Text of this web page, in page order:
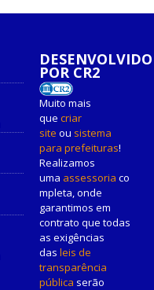
DESENVOLVIDO
POR CR2
Muito mais
que criar
site ou sistema
para prefeituras!
Realizamos
uma assessoria co
mpleta, onde
garantimos em
contrato que todas
as exigências
das leis de
transparência
pública serão